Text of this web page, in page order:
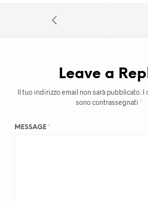
Leave a
Il tuo indirizzo email non sarà pubblicato. I
sono contrassegnati *
MESSAGE *